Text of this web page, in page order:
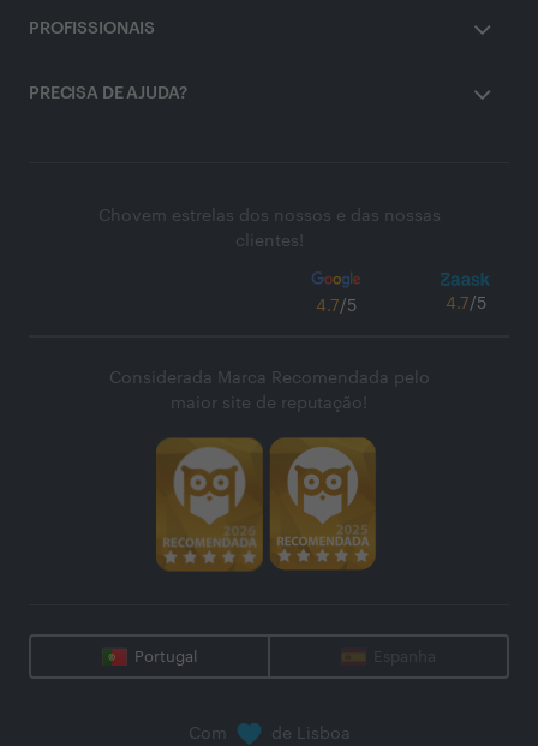
PROFISSIONAIS
PRECISA DE AJUDA?
Chovem estrelas dos nossos e das nossas
clientes!
4.7/5 4.7/5
Considerada Marca Recomendada pelo
maior site de reputação!
Portugal Espanha
Com de Lisboa